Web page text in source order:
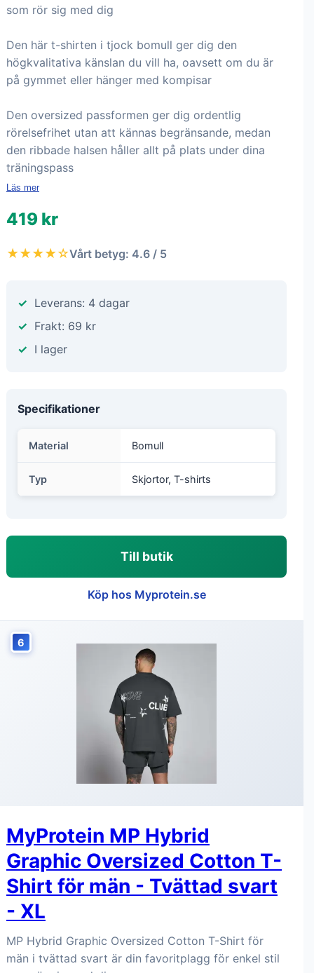
som rör sig med dig
Den här t-shirten i tjock bomull ger dig den
högkvalitativa känslan du vill ha, oavsett om du är
på gymmet eller hänger med kompisar
Den oversized passformen ger dig ordentlig
rörelsefrihet utan att kännas begränsande, medan
den ribbade halsen håller allt på plats under dina
träningspass
Läs mer
419 kr
★★★★☆Vårt betyg: 4.6 / 5
Leverans: 4 dagar
Frakt: 69 kr
I lager
Specifikationer
Material Bomull
Typ Skjortor, T-shirts
Till butik
Köp hos Myprotein.se
6
MyProtein MP Hybrid
Graphic Oversized Cotton T-
Shirt för män - Tvättad svart
- XL
MP Hybrid Graphic Oversized Cotton T-Shirt för
män i tvättad svart är din favoritplagg för enkel stil